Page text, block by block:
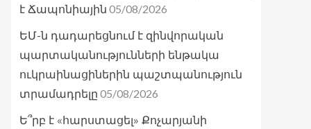
է Ճապոնիային 05/08/2026
ԵՄ-ն դադարեցնում է զինվորական
պարտականությունների ենթակա
ուկրաինացիներին պաշտպանություն
տրամադրելը 05/08/2026
Ե՞րբ է «հարստացել» Քոչարյանի